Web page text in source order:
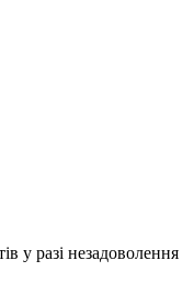
у разі незадоволення